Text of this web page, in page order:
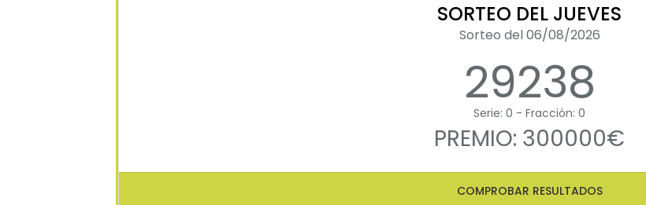
SORTEO DEL JUEVES
Sorteo del 06/08/2026
29238
Serie: 0 - Fracción: 0
PREMIO: 300000€
COMPROBAR RESULTADOS